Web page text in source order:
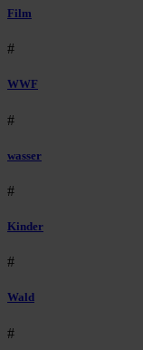
Film
#
WWF
#
wasser
#
Kinder
#
Wald
#